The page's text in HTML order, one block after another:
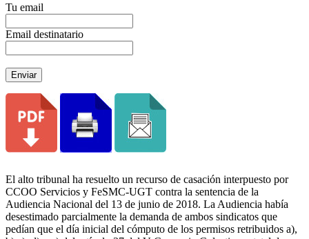
Tu email
Email destinatario
Enviar
El alto tribunal ha resuelto un recurso de casación interpuesto por
CCOO Servicios y FeSMC-UGT contra la sentencia de la
Audiencia Nacional del 13 de junio de 2018. La Audiencia había
desestimado parcialmente la demanda de ambos sindicatos que
pedían que el día inicial del cómputo de los permisos retribuidos a),